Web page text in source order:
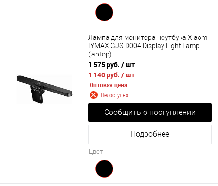
Лампа для монитора ноутбука Xiaomi
LYMAX GJS-D004 Display Light Lamp
(laptop)
1 575 руб. / шт
1 140 руб. / шт
Оптовая цена
Недоступно
Сообщить о поступлении
Подробнее
Цвет